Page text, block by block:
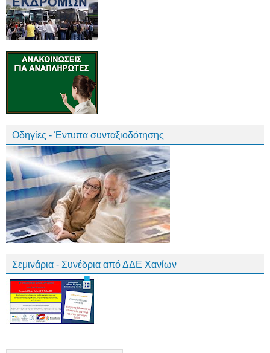
Οδηγίες - Έντυπα συνταξιοδότησης
Σεμινάρια - Συνέδρια από ΔΔΕ Χανίων